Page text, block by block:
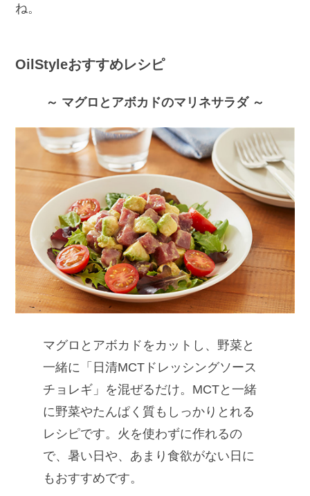
ね。
OilStyleおすすめレシピ
～ マグロとアボカドのマリネサラダ ～
マグロとアボカドをカットし、野菜と
一緒に「日清MCTドレッシングソース
チョレギ」を混ぜるだけ。MCTと一緒
に野菜やたんぱく質もしっかりとれる
レシピです。火を使わずに作れるの
で、暑い日や、あまり食欲がない日に
もおすすめです。